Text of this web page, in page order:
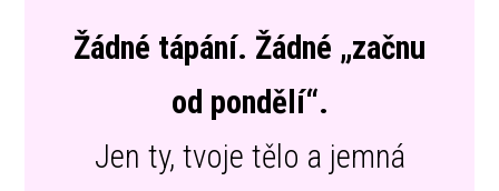
Žádné tápání. Žádné „začnu
od pondělí“.
Jen ty, tvoje tělo a jemná